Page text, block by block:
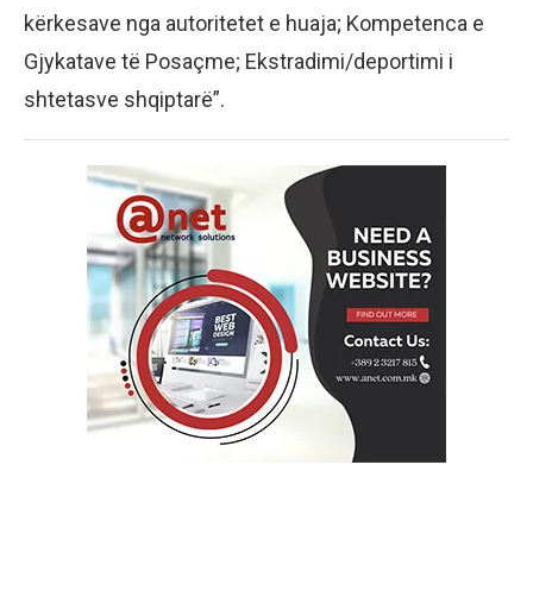
kërkesave nga autoritetet e huaja; Kompetenca e
Gjykatave të Posaçme; Ekstradimi/deportimi i
shtetasve shqiptarë”.